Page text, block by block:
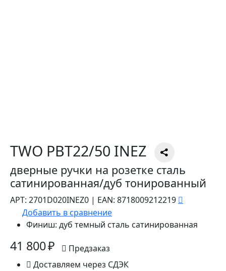
TWO PBT22/50 INEZ
дверные ручки на розетке сталь
сатинированная/дуб тонированный
АРТ: 2701D020INEZ0 | EAN: 8718009212219
Добавить в сравнение
Финиш: дуб темный сталь сатинированная
41 800 ₽
Предзаказ
Доставляем через СДЭК